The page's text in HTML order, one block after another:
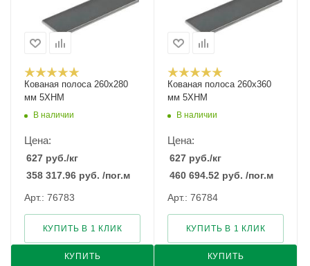
Кованая полоса 260x280
мм 5ХНМ
В наличии
Цена:
627 руб./кг
358 317.96 руб. /пог.м
Арт.: 76783
КУПИТЬ
КУПИТЬ В 1 КЛИК
Кованая полоса 260x360
мм 5ХНМ
В наличии
Цена:
627 руб./кг
460 694.52 руб. /пог.м
Арт.: 76784
КУПИТЬ
КУПИТЬ В 1 КЛИК